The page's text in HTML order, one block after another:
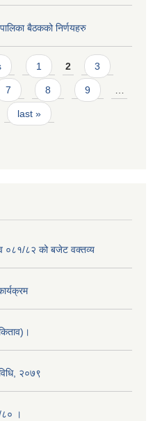
बैठकको निर्णयहरु
1 2 3
7 8 9
last »
०८१/८२ को बजेट वक्तव्य
२०७९
८० ।